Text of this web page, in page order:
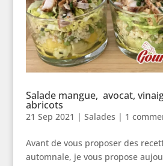
Salade mangue, avocat,
abricots
21 Sep 2021 | Salades | 1
Avant de vous proposer des
automnale, je vous propose